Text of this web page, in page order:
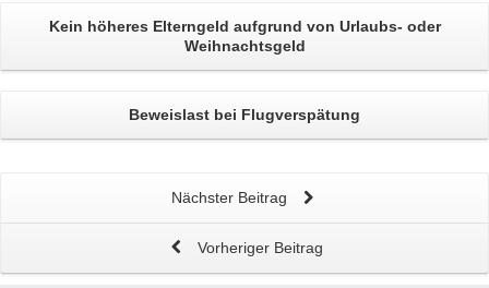
Kein höheres Elterngeld aufgrund von Urlaubs- oder
Weihnachtsgeld
Beweislast bei Flugverspätung
Nächster Beitrag
Vorheriger Beitrag